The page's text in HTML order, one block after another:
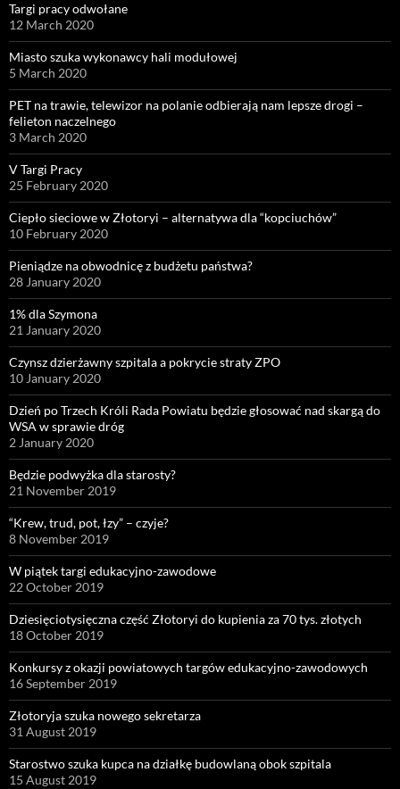
Targi pracy odwołane
12 March 2020
Miasto szuka wykonawcy hali modułowej
5 March 2020
PET na trawie, telewizor na polanie odbierają nam lepsze drogi –
felieton naczelnego
3 March 2020
V Targi Pracy
25 February 2020
Ciepło sieciowe w Złotoryi – alternatywa dla “kopciuchów”
10 February 2020
Pieniądze na obwodnicę z budżetu państwa?
28 January 2020
1% dla Szymona
21 January 2020
Czynsz dzierżawny szpitala a pokrycie straty ZPO
10 January 2020
Dzień po Trzech Króli Rada Powiatu będzie głosować nad skargą do
WSA w sprawie dróg
2 January 2020
Będzie podwyżka dla starosty?
21 November 2019
“Krew, trud, pot, łzy” – czyje?
8 November 2019
W piątek targi edukacyjno-zawodowe
22 October 2019
Dziesięciotysięczna część Złotoryi do kupienia za 70 tys. złotych
18 October 2019
Konkursy z okazji powiatowych targów edukacyjno-zawodowych
16 September 2019
Złotoryja szuka nowego sekretarza
31 August 2019
Starostwo szuka kupca na działkę budowlaną obok szpitala
15 August 2019